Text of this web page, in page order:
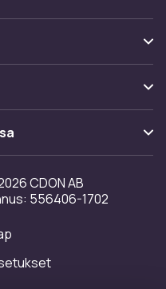
CDON AB
556406-1702